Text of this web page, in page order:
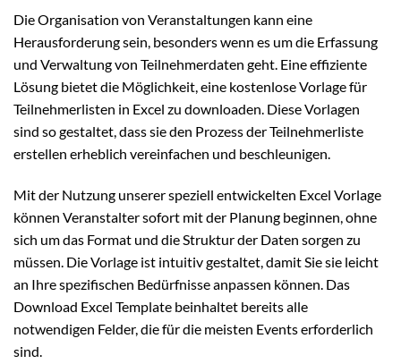
Die Organisation von Veranstaltungen kann eine
Herausforderung sein, besonders wenn es um die Erfassung
und Verwaltung von Teilnehmerdaten geht. Eine effiziente
Lösung bietet die Möglichkeit, eine kostenlose Vorlage für
Teilnehmerlisten in Excel zu downloaden. Diese Vorlagen
sind so gestaltet, dass sie den Prozess der Teilnehmerliste
erstellen erheblich vereinfachen und beschleunigen.
Mit der Nutzung unserer speziell entwickelten Excel Vorlage
können Veranstalter sofort mit der Planung beginnen, ohne
sich um das Format und die Struktur der Daten sorgen zu
müssen. Die Vorlage ist intuitiv gestaltet, damit Sie sie leicht
an Ihre spezifischen Bedürfnisse anpassen können. Das
Download Excel Template beinhaltet bereits alle
notwendigen Felder, die für die meisten Events erforderlich
sind.